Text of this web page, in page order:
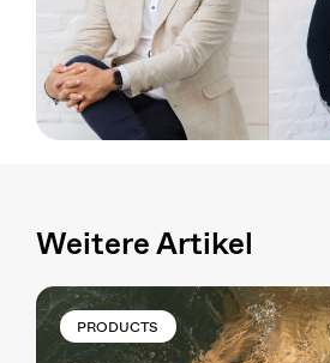
Weitere Artikel
PRODUCTS